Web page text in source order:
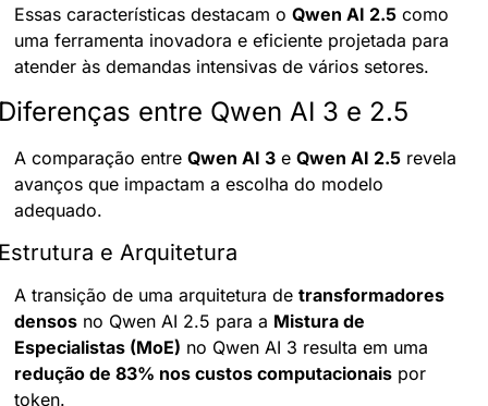
Essas características destacam o Qwen AI 2.5 como
uma ferramenta inovadora e eficiente projetada para
atender às demandas intensivas de vários setores.
entre Qwen AI 3 e 2.5
A comparação entre Qwen AI 3 e Qwen AI 2.5 revela
avanços que impactam a escolha do modelo
adequado.
e Arquitetura
A transição de uma arquitetura de transformadores
densos no Qwen AI 2.5 para a Mistura de
Especialistas (MoE)
redução de 83% nos custos computacionais por
token.